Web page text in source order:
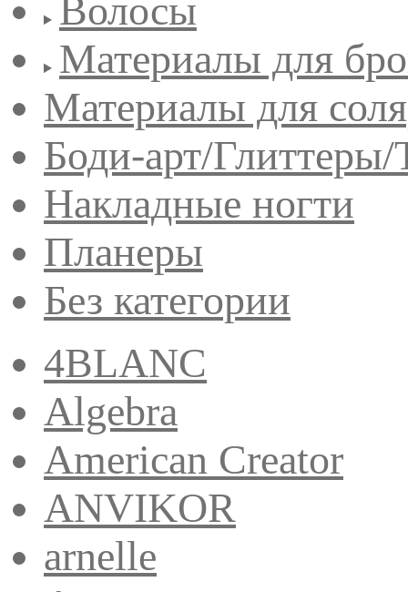
Волосы
Материалы для
Материалы для
Боди-арт/
Накладные ногти
Планеры
Без категории
4BLANC
Algebra
American Creator
ANVIKOR
arnelle